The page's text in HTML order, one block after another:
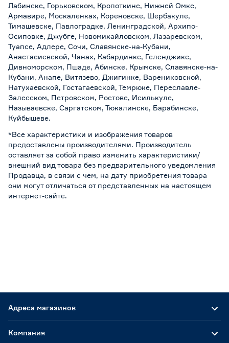
Лабинске, Горьковском, Кропоткине, Нижней Омке,
Армавире, Москаленках, Кореновске, Шербакуле,
Тимашевске, Павлоградке, Ленинградской, Архипо-
Осиповке, Джубге, Новомихайловском, Лазаревском,
Туапсе, Адлере, Сочи, Славянске-на-Кубани,
Анастасиевской, Чанах, Кабардинке, Геленджике,
Дивноморском, Пшаде, Абинске, Крымске, Славянске-на-
Кубани, Анапе, Витязево, Джигинке, Варениковской,
Натухаевской, Гостагаевской, Темрюке, Переславле-
Залесском, Петровском, Ростове, Исилькуле,
Называевске, Саргатском, Тюкалинске, Барабинске,
Куйбышеве.
*Все характеристики и изображения товаров
предоставлены производителями. Производитель
оставляет за собой право изменить характеристики/
внешний вид товара без предварительного уведомления
Продавца, в связи с чем, на дату приобретения товара
они могут отличаться от представленных на настоящем
интернет-сайте.
Адреса магазинов
Компания